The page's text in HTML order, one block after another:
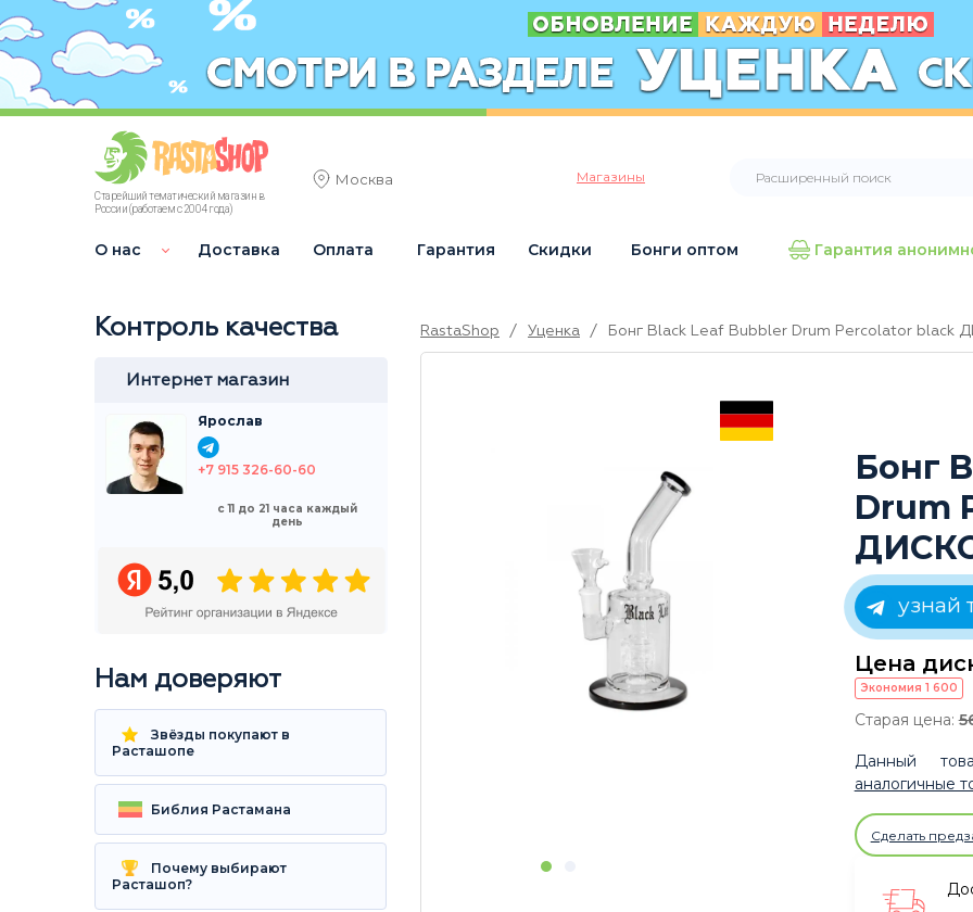
Старейший тематический магазин в
России (работаем с 2004 года)
Москва Магазины
О нас Доставка Оплата Гарантия Скидки Бонги оптом Гарантия
Контроль качества
Интернет магазин
Ярослав
+7 915 326-60-60
с 11 до 21 часа каждый
день
Нам доверяют
Звёзды покупают в
Расташопе
Библия Растамана
Почему выбирают
Расташоп?
RastaShop / Уценка / Бонг Black Leaf Bubbler Drum Percolator black
Бонг
Drum
узнай
Цена
Экономия 1 600
Старая цена:
Данный
аналогичные
Сделать